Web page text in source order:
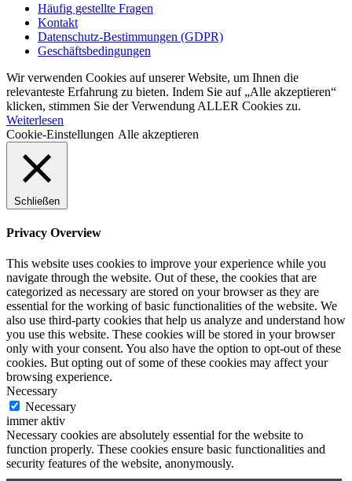
Häufig gestellte Fragen
Kontakt
Datenschutz-Bestimmungen (GDPR)
Geschäftsbedingungen
Wir verwenden Cookies auf unserer Website, um Ihnen die
relevanteste Erfahrung zu bieten. Indem Sie auf „Alle akzeptieren“
klicken, stimmen Sie der Verwendung ALLER Cookies zu.
Weiterlesen
Cookie-Einstellungen Alle akzeptieren
Schließen
Privacy Overview
This website uses cookies to improve your experience while you
navigate through the website. Out of these, the cookies that are
categorized as necessary are stored on your browser as they are
essential for the working of basic functionalities of the website. We
also use third-party cookies that help us analyze and understand how
you use this website. These cookies will be stored in your browser
only with your consent. You also have the option to opt-out of these
cookies. But opting out of some of these cookies may affect your
browsing experience.
Necessary
Necessary
immer aktiv
Necessary cookies are absolutely essential for the website to
function properly. These cookies ensure basic functionalities and
security features of the website, anonymously.